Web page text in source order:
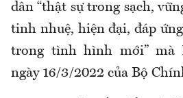
dân “thật sự trong sạch,
tinh nhuệ, hiện đại, đáp
trong tình hình mới” mà
ngày 16/3/2022 của Bộ